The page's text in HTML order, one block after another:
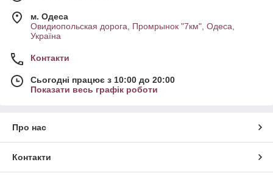
м. Одеса
Овидиопольская дорога, Промрынок "7км", Одеса,
Україна
Контакти
Сьогодні працює з 10:00 до 20:00
Показати весь графік роботи
Про нас
Контакти